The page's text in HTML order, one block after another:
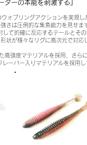
ターの本能を刺激する』
ォブリングアクションを実現
さは圧倒的な集魚能力を見せま
て的確に反応するテールとそ
状が様々なリグに高次元で対応
強度マテリアルを採用、さらに
ーバー入りマテリアルを採用し